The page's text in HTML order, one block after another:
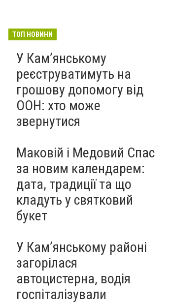
ТОП НОВИНИ
У Кам’янському
реєструватимуть на
грошову допомогу від
ООН: хто може
звернутися
Маковій і Медовий Спас
за новим календарем:
дата, традиції та що
кладуть у святковий
букет
У Кам’янському районі
загорілася
автоцистерна, водія
госпіталізували